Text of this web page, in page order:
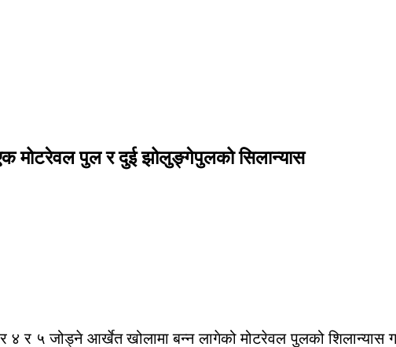
मोटरेवल पुल र दुई झोलुङ्गेपुलको सिलान्यास
४ र ५ जोड्ने आर्खेत खोलामा बन्न लागेको मोटरेवल पुलको